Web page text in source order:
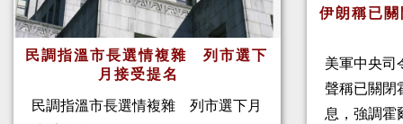
民調指溫市長選情複雜 列市選下
月接受提名
民調指溫市長選情複雜 列市選下月
伊朗稱已
美軍中央司
聲稱已關閉
息，強調霍